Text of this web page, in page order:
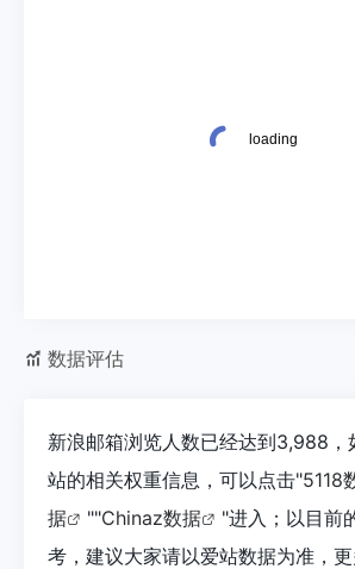
数据评估
新浪邮箱浏览人数已经达到3,988，
站的相关权重信息，可以点击"5118
据
""Chinaz数据
"进入；以目前
考，建议大家请以爱站数据为准，